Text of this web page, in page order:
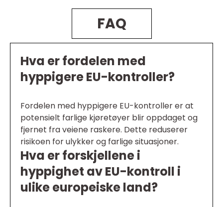
FAQ
Hva er fordelen med
hyppigere EU-kontroller?
Fordelen med hyppigere EU-kontroller er at
potensielt farlige kjøretøyer blir oppdaget og
fjernet fra veiene raskere. Dette reduserer
risikoen for ulykker og farlige situasjoner.
Hva er forskjellene i
hyppighet av EU-kontroll i
ulike europeiske land?